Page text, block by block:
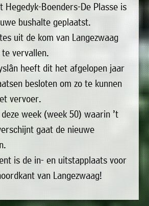
Hegedyk-Boenders-De Plasse is
bushalte geplaatst.
uit de kom van Langezwaag
vervallen.
heeft dit het afgelopen jaar
besloten om zo te kunnen
vervoer.
week (week 50) waarin ’t
gaat de nieuwe
is de in- en uitstapplaats voor
van Langezwaag!